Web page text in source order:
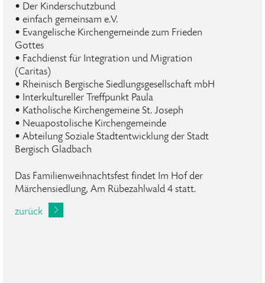
• Der Kinderschutzbund
• einfach gemeinsam e.V.
• Evangelische Kirchengemeinde zum Frieden
Gottes
• Fachdienst für Integration und Migration
(Caritas)
• Rheinisch Bergische Siedlungsgesellschaft mbH
• Interkultureller Treffpunkt Paula
• Katholische Kirchengemeine St. Joseph
• Neuapostolische Kirchengemeinde
• Abteilung Soziale Stadtentwicklung der Stadt
Bergisch Gladbach
Das Familienweihnachtsfest findet Im Hof der
Märchensiedlung, Am Rübezahlwald 4 statt.
zurück